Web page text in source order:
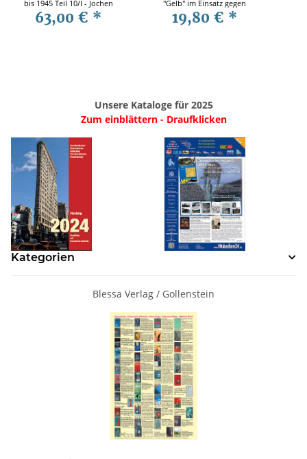
bis 1945 Teil 10/I - Jochen
Prien
63,00 € *
"Gelb" im Einsatz gegen
Eben-Emael / Joseph
19,80 € *
Unsere Kataloge für 2025
Zum einblättern - Draufklicken
Kategorien
Blessa Verlag / Gollenstein